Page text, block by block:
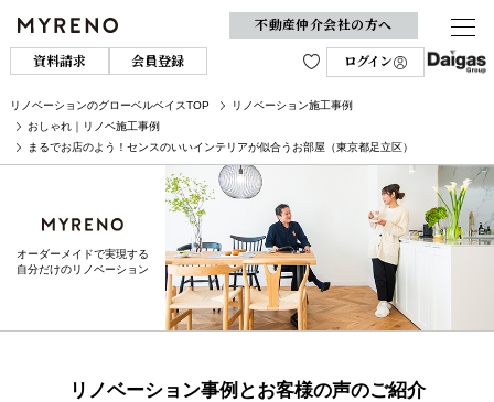
不動産仲介会社の方へ
資料請求
会員登録 ログイン
リノベーションのグローベルベイスTOP
リノベーション施工事例
おしゃれ｜リノベ施工事例
まるでお店のよう！センスのいいインテリアが似合うお部屋（東京都足立区）
オーダーメイドで実現する
自分だけのリノベーション
リノベーション事例とお客様の声のご紹介